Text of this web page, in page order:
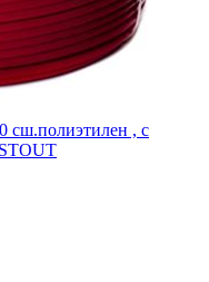
сш.полиэтилен , с